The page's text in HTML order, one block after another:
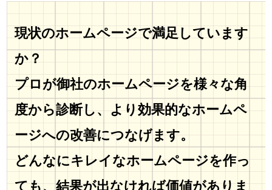
現状のホームページで満足しています
か？
プロが御社のホームページを様々な角
度から診断し、より効果的なホームペ
ージへの改善につなげます。
どんなにキレイなホームページを作っ
ても、結果が出なければ価値がありま